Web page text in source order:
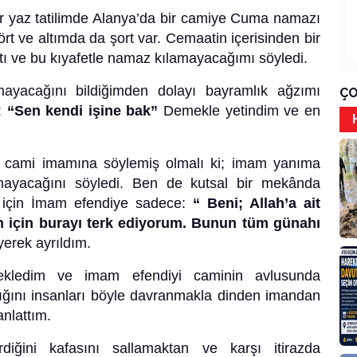
yaz tatilimde Alanya’da bir camiye Cuma namazı
ve altımda da şort var. Cemaatin içerisinden bir
ve bu kıyafetle namaz kılamayacağımı söyledi.
bildiğimden dolayı bayramlık ağzımı
“Sen kendi işine bak” Demekle yetindim ve en
imamına söylemiş olmalı ki; imam yanıma
söyledi. Ben de kutsal bir mekânda
İmam efendiye sadece: “ Beni; Allah’a ait
için burayı terk ediyorum. Bunun tüm günahı
ayrıldım.
ve imam efendiyi caminin avlusunda
insanları böyle davranmakla dinden imandan
kafasını sallamaktan ve karşı itirazda